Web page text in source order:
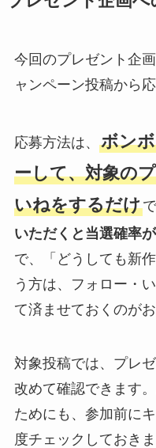
今回のプレゼント企
ャンペーン投稿から
応募方法は、 ボン
ーして、対象の
いねをするだけ
いただくと当選確率
で、「どうしても新
う方は、フォロー・
て済ませておくのがお
対象投稿では、プレ
改めて確認できます
ためにも、参加前に
度チェックしておきま